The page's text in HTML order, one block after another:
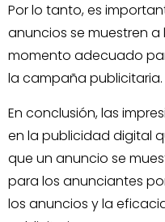
Por lo tanto, es
anuncios se muestren
momento adecuado
la campaña publicitaria.
En conclusión, las
en la publicidad digital
que un anuncio se
para los anunciantes
los anuncios y la